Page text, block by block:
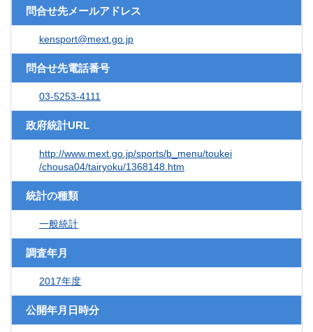
問合せ先メールアドレス
kensport@mext.go.jp
問合せ先電話番号
03-5253-4111
政府統計URL
http://www.mext.go.jp/sports/b_menu/toukei
/chousa04/tairyoku/1368148.htm
統計の種類
一般統計
調査年月
2017年度
公開年月日時分